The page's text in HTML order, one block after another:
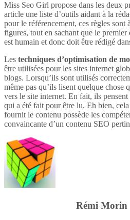
Miss Seo Girl propose dans les deux
article une liste d’outils aidant à la
pour le référencement, ces règles sont
figures, tout en sachant que le
est humain et donc doit être rédigé
Les techniques d’optimisation de
être utilisées pour les sites internet
blogs. Lorsqu’ils sont utilisés
même pas qu’ils lisent quelque chose
vers le site internet. En fait, ils
qui a été fait pour être lu. Eh bien,
fournit le contenu possède les
convaincante d’un contenu SEO
Rémi Morin